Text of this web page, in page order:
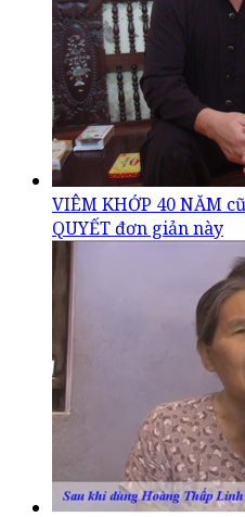
VIÊM KHỚP 40 NĂM
QUYẾT đơn giản này